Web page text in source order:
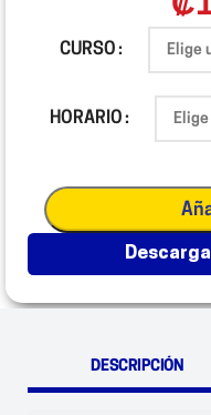
CURSO
HORARIO
DESCRIPCIÓN